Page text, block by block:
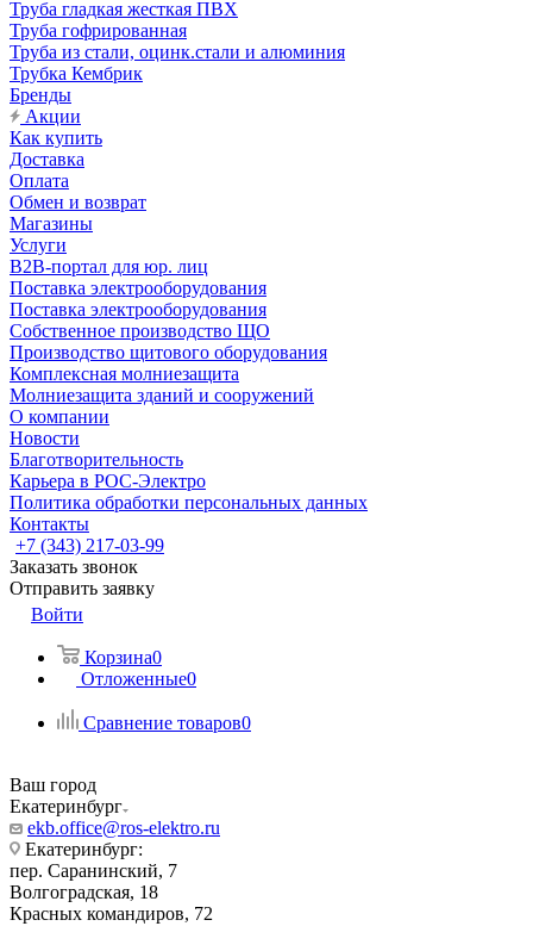
Труба гладкая жесткая ПВХ
Труба гофрированная
Труба из стали, оцинк.стали и алюминия
Трубка Кембрик
Бренды
Акции
Как купить
Доставка
Оплата
Обмен и возврат
Магазины
Услуги
B2B-портал для юр. лиц
Поставка электрооборудования
Поставка электрооборудования
Собственное производство ЩО
Производство щитового оборудования
Комплексная молниезащита
Молниезащита зданий и сооружений
О компании
Новости
Благотворительность
Карьера в РОС-Электро
Политика обработки персональных данных
Контакты
+7 (343) 217-03-99
Заказать звонок
Отправить заявку
Войти
Корзина0
Отложенные0
Сравнение товаров0
Ваш город
Екатеринбург
ekb.office@ros-elektro.ru
Екатеринбург:
пер. Саранинский, 7
Волгоградская, 18
Красных командиров, 72